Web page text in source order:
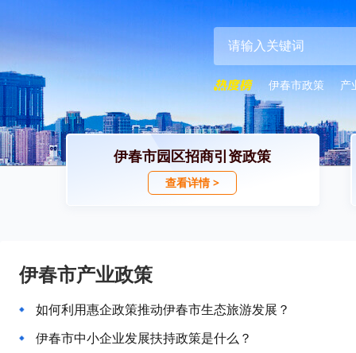
伊春市政策 产
伊春市园区招商引资政策
查看详情 >
伊春市产业政策
如何利用惠企政策推动伊春市生态旅游发展？
伊春市中小企业发展扶持政策是什么？